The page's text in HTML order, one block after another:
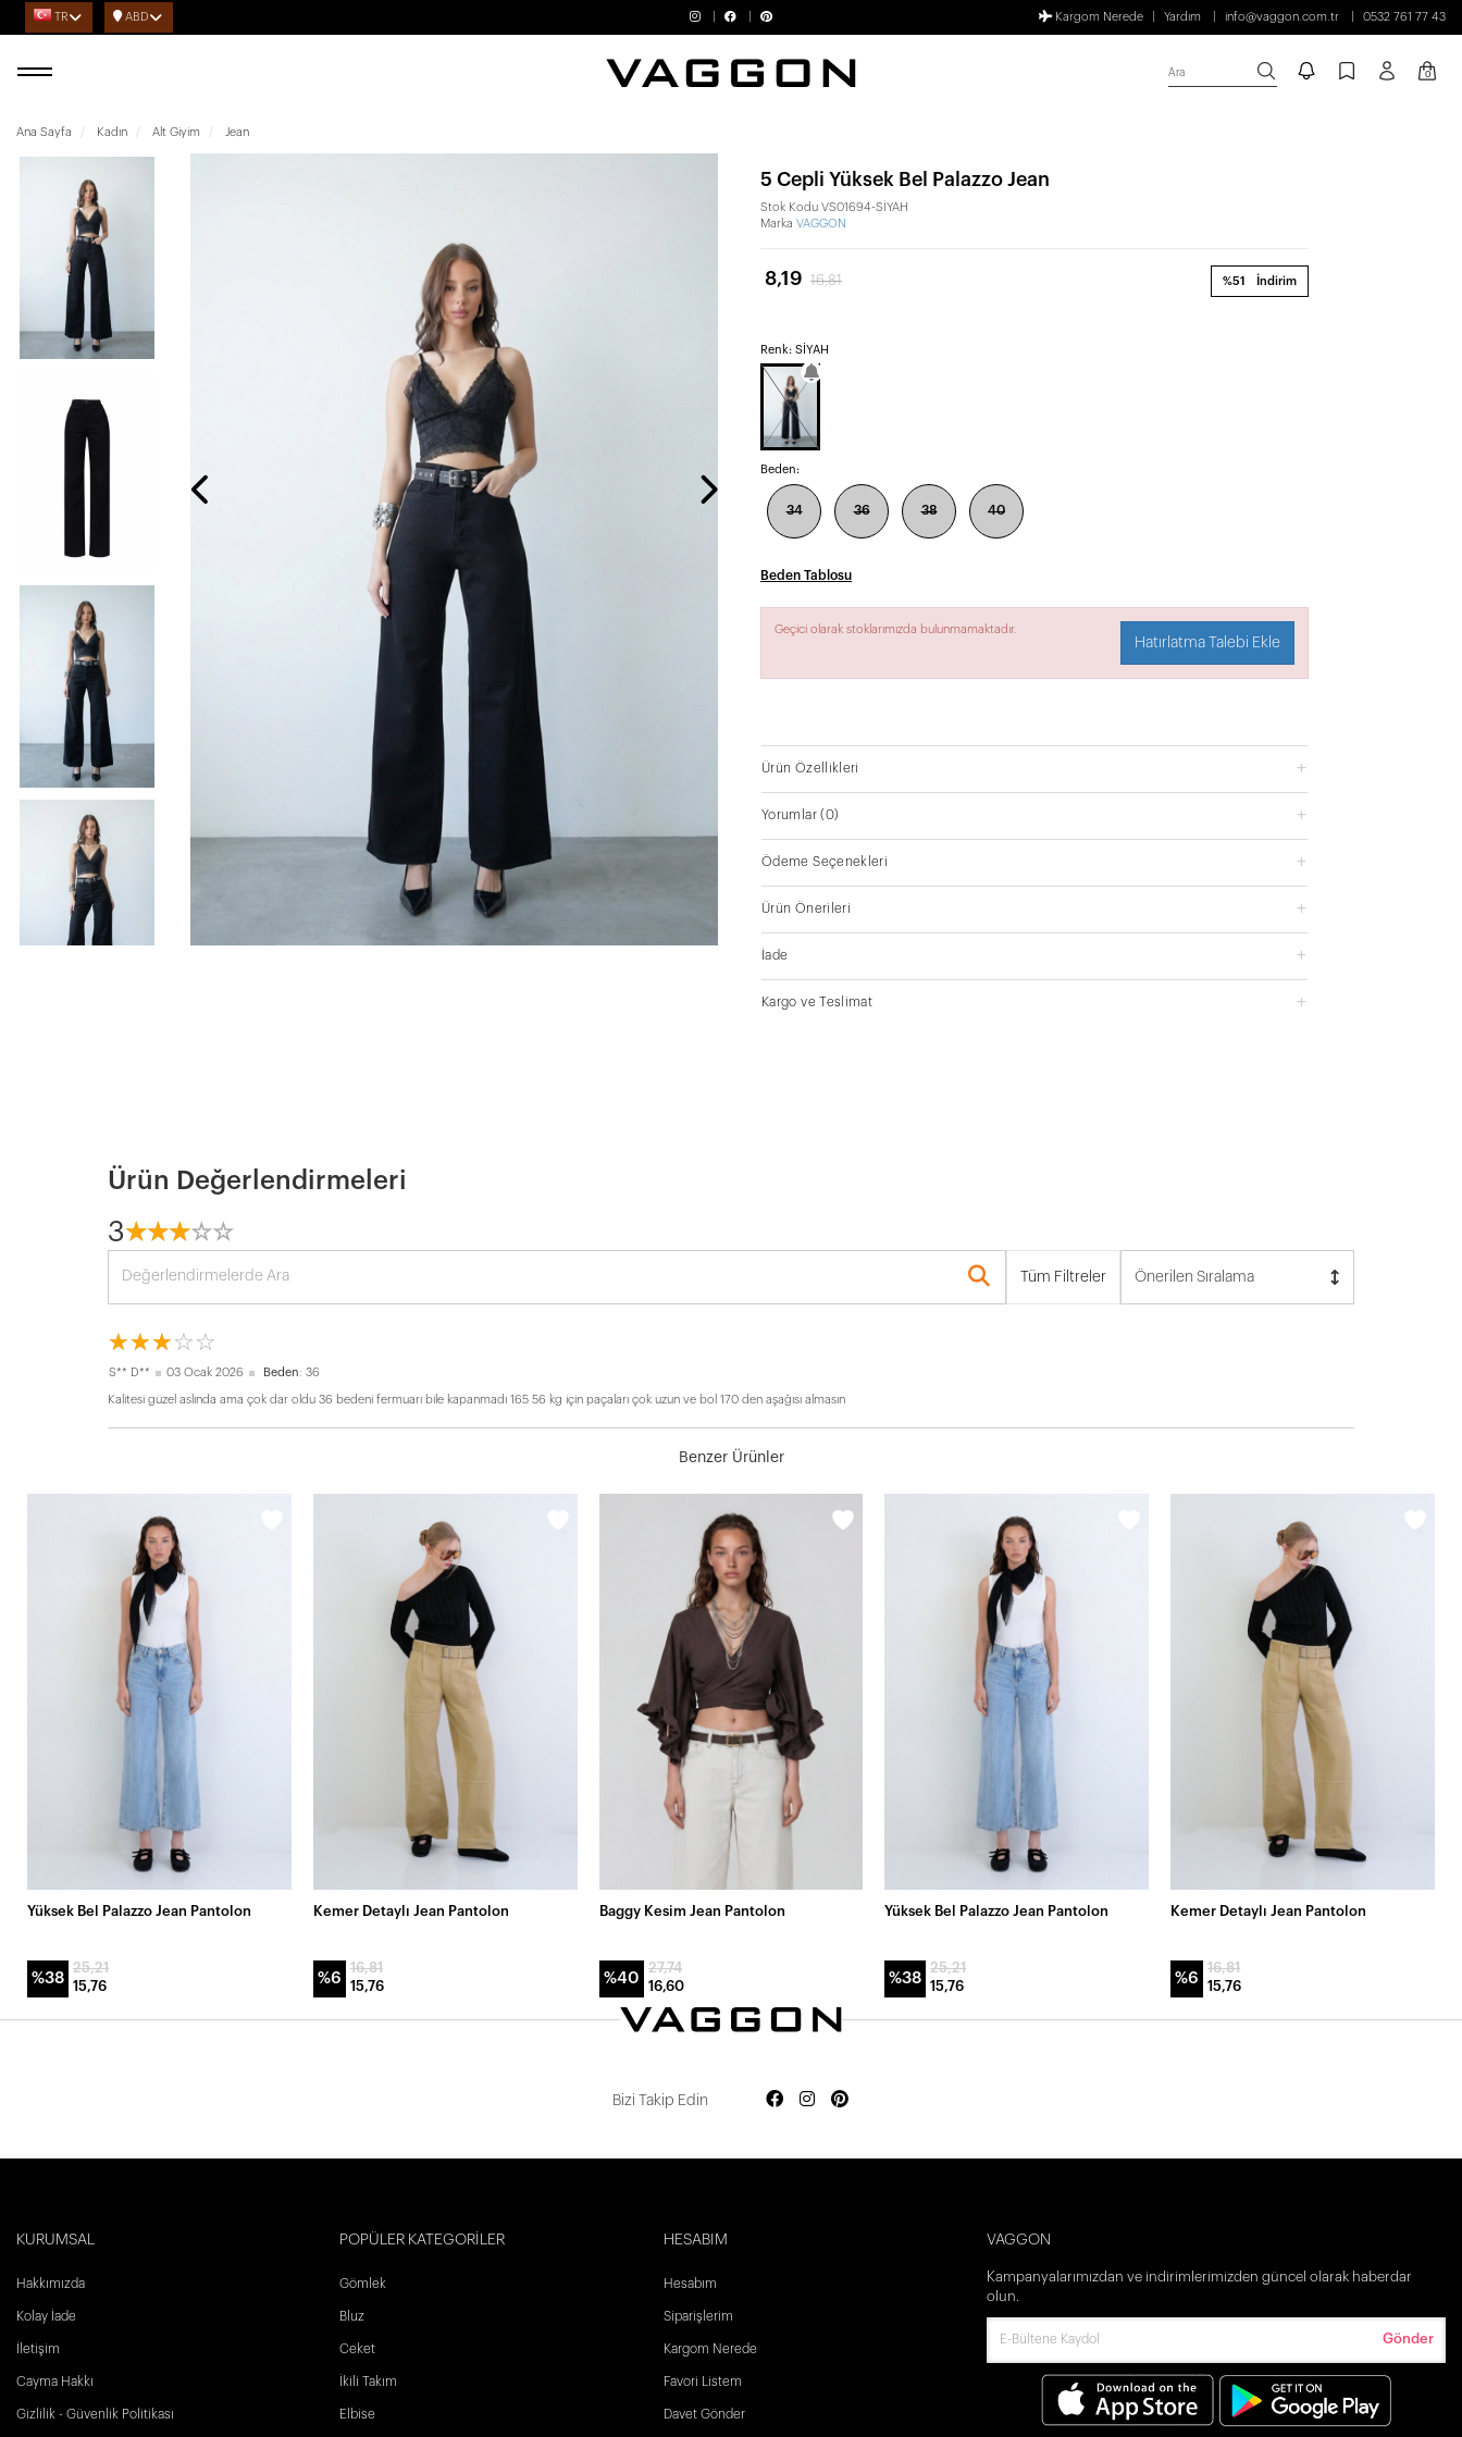
TR ABD Kargom Nerede Yardım info@vaggon.com.tr 0532 761 77 43
Ara 0
Ana Sayfa Kadın Alt Giyim Jean
5 Cepli Yüksek Bel Palazzo Jean
Stok Kodu VS01694-SİYAH
Marka VAGGON
%51 İndirim
8,19 16,81
Renk: SİYAH
Beden:
34 36 38 40
Beden Tablosu
Geçici olarak stoklarımızda bulunmamaktadır.
Hatırlatma Talebi Ekle
Ürün Özellikleri
Yorumlar(0)
Ödeme Seçenekleri
Ürün Önerileri
İade
Kargo ve Teslimat
Ürün Değerlendirmeleri
3☆☆☆☆☆
★★★★★
Tüm Filtreler Önerilen Sıralama
☆☆☆☆☆
★★★★★
S** D** 03 Ocak 2026 Beden: 36
Kalitesi güzel aslında ama çok dar oldu 36 bedeni fermuarı bile kapanmadı 165 56 kg için paçaları çok uzun ve bol 170 den aşağısı almasın
Benzer Ürünler
Yüksek Bel Palazzo Jean Pantolon
%38
25,21
15,76
Kemer Detaylı Jean Pantolon
%6
16,81
15,76
Baggy Kesim Jean Pantolon
%40
27,74
16,60
Yüksek Bel Palazzo Jean Pantolon
%38
25,21
15,76
Kemer Detaylı Jean Pantolon
%6
16,81
15,76
Bizi Takip Edin
KURUMSAL
Hakkımızda
Kolay İade
İletişim
Cayma Hakkı
Gizlilik - Güvenlik Politikası
POPÜLER KATEGORİLER
Gömlek
Bluz
Ceket
İkili Takım
Elbise
HESABIM
Hesabım
Siparişlerim
Kargom Nerede
Favori Listem
Davet Gönder
VAGGON
Kampanyalarımızdan ve indirimlerimizden güncel olarak haberdar
olun.
Gönder